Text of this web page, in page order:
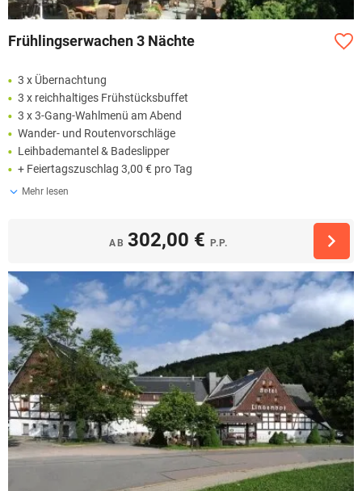
Frühlingserwachen 3 Nächte
3 x Übernachtung
3 x reichhaltiges Frühstücksbuffet
3 x 3-Gang-Wahlmenü am Abend
Wander- und Routenvorschläge
Leihbademantel & Badeslipper
+ Feiertagszuschlag 3,00 € pro Tag
Mehr lesen
AB 302,00 € P.P.